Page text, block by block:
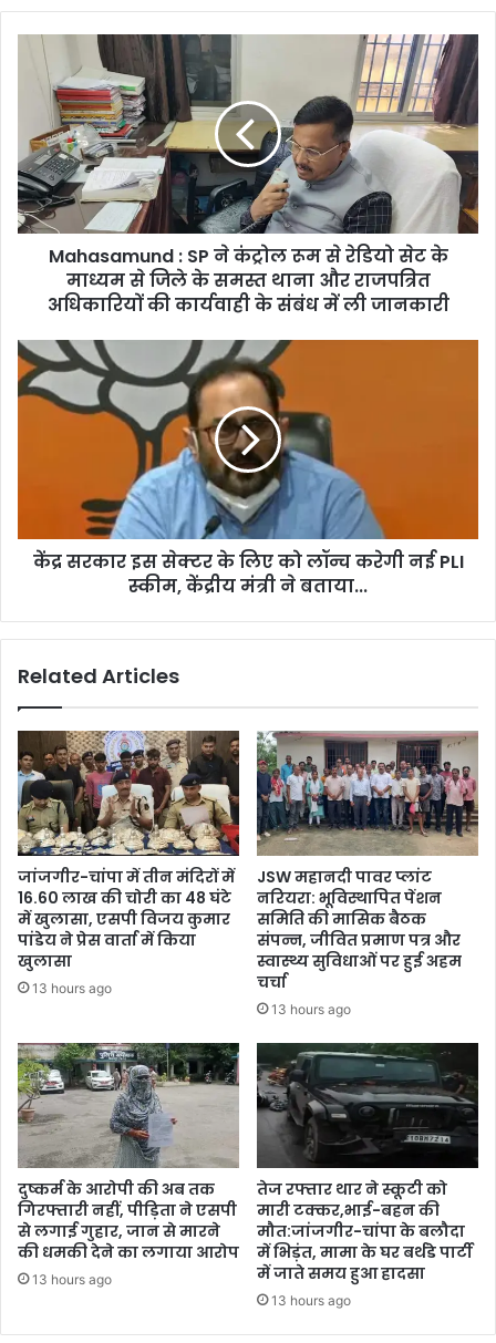
Mahasamund
कंट्रोल
रूम
से
रेडियो
सेट
के
समस्त
थाना
संबंध
जानकारी
Mahasamund : SP ने कंट्रोल रूम से रेडियो सेट के
माध्यम से जिले के समस्त थाना और राजपत्रित
अधिकारियों की कार्यवाही के संबंध में ली जानकारी
केंद्र
सरकार
इस
करेगी
ने
केंद्र सरकार इस सेक्टर के लिए को लॉन्च करेगी नई PLI
स्कीम, केंद्रीय मंत्री ने बताया...
Related Articles
जांजगीर-चांपा में तीन मंदिरों में
16.60 लाख की चोरी का 48 घंटे
में खुलासा, एसपी विजय कुमार
पांडेय ने प्रेस वार्ता में किया
खुलासा
13 hours ago
JSW महानदी पावर प्लांट
नरियरा: भूविस्थापित पेंशन
समिति की मासिक बैठक
संपन्न, जीवित प्रमाण पत्र और
स्वास्थ्य सुविधाओं पर हुई अहम
चर्चा
13 hours ago
दुष्कर्म के आरोपी की अब तक
गिरफ्तारी नहीं, पीड़िता ने एसपी
से लगाई गुहार, जान से मारने
की धमकी देने का लगाया आरोप
13 hours ago
तेज रफ्तार थार ने स्कूटी को
मारी टक्कर,भाई-बहन की
मौत:जांजगीर-चांपा के बलौदा
में भिड़ंत, मामा के घर बर्थडे पार्टी
में जाते समय हुआ हादसा
13 hours ago